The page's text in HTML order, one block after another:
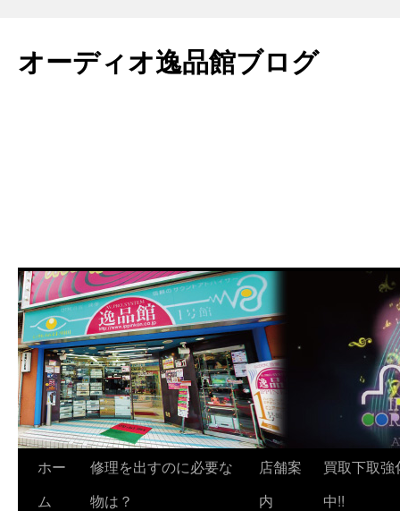
テ
ン
オーディオ逸品館ブログ
ホー
ム
修理を出すのに必要な
物は？
店舗案
内
買取下取強
中!!